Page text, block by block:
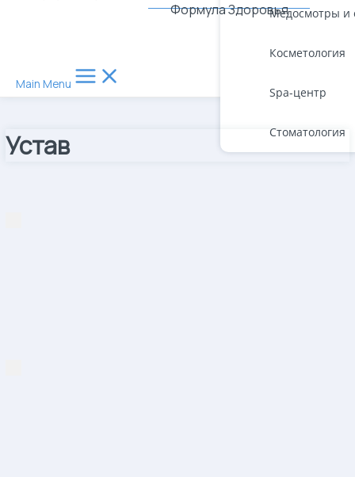
Медосмотры и
Косметология
Spa-центр
Стоматология
Формула Здоровья
Main Menu
Устав